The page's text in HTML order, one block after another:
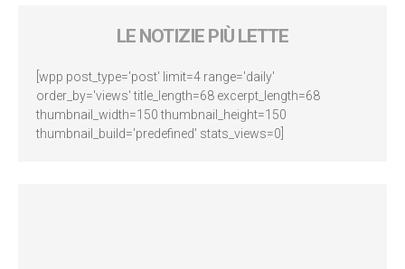
LE NOTIZIE PIÙ LETTE
[wpp post_type='post' limit=4 range='daily'
order_by='views' title_length=68 excerpt_length=68
thumbnail_width=150 thumbnail_height=150
thumbnail_build='predefined' stats_views=0]